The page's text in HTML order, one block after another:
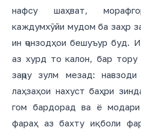
нафсу шаҳват,
каждумхӯйи мудом ба заҳр
ин ҷонзодҳои бешуъур буд.
аз хурд то калон, бар тору
заҷру зулм мезад:
лаҳзаҳои нахуст баҳри
гом бардорад ва ё
фараҳ аз бахту иқболи